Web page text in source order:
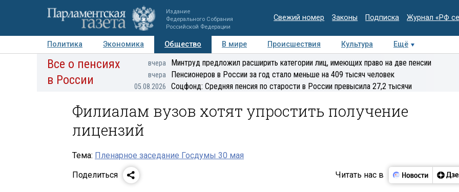
Издание
Федерального Собрания
Российской Федерации
Свежий номер Законы Подписка Журнал «РФ
Политика Экономика Общество В мире Происшествия Культура
Ещё
Авторы Персоны Мнения Регионы Медиацентр Интервью Колумнисты
Все о пенсиях
в России
вчера Минтруд предложил расширить категории лиц, имеющих право на две пенсии
вчера Пенсионеров в России за год стало меньше на 409 тысяч человек
05.08.2026 Соцфонд: Средняя пенсия по старости в России превысила 27,2 тысячи
Филиалам вузов хотят упростить получение
лицензий
Тема: Пленарное заседание Госдумы 30 мая
Поделиться
Читать нас в